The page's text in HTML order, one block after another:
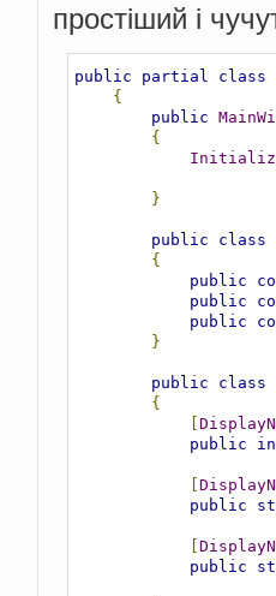
простіший і
public partial class
{
public
{
}
public class
{
public
public
public
}
public class
{
public
public
public